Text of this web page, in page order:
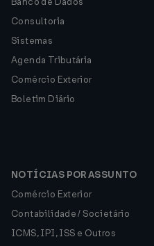
Consultoria
Sistemas
Agenda Tributária
Comércio Exterior
Boletim Diário
NOTÍCIAS POR ASSUNTO
Comércio Exterior
Contabilidade / Societário
ICMS, IPI, ISS e Outros